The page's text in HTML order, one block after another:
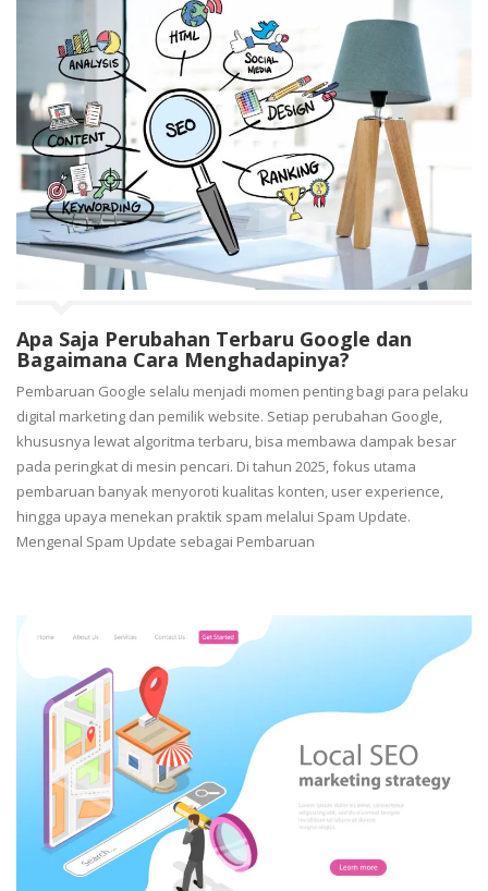
Apa Saja Perubahan Terbaru Google dan
Bagaimana Cara Menghadapinya?
Pembaruan Google selalu menjadi momen penting bagi para pelaku
digital marketing dan pemilik website. Setiap perubahan Google,
khususnya lewat algoritma terbaru, bisa membawa dampak besar
pada peringkat di mesin pencari. Di tahun 2025, fokus utama
pembaruan banyak menyoroti kualitas konten, user experience,
hingga upaya menekan praktik spam melalui Spam Update.
Mengenal Spam Update sebagai Pembaruan